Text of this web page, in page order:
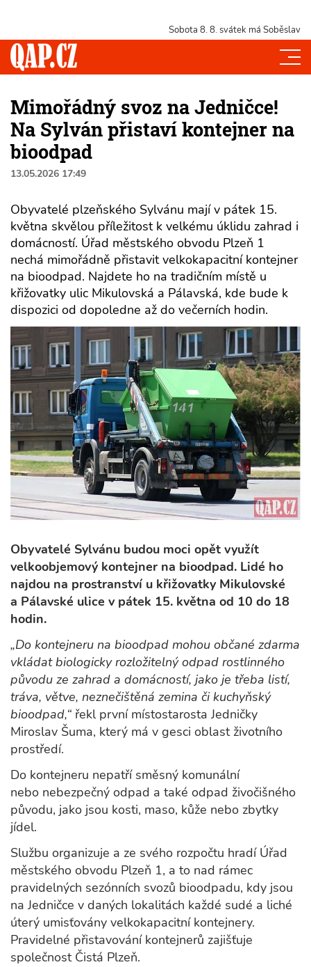
Sobota 8. 8. svátek má Soběslav
Mimořádný svoz na Jedničce!
Na Sylván přistaví kontejner na
bioodpad
13.05.2026 17:49
Obyvatelé plzeňského Sylvánu mají v pátek 15.
května skvělou příležitost k velkému úklidu zahrad i
domácností. Úřad městského obvodu Plzeň 1
nechá mimořádně přistavit velkokapacitní kontejner
na bioodpad. Najdete ho na tradičním místě u
křižovatky ulic Mikulovská a Pálavská, kde bude k
dispozici od dopoledne až do večerních hodin.
Obyvatelé Sylvánu budou moci opět využít
velkoobjemový kontejner na bioodpad. Lidé ho
najdou na prostranství u křižovatky Mikulovské
a Pálavské ulice v pátek 15. května od 10 do 18
hodin.
„Do kontejneru na bioodpad mohou občané zdarma
vkládat biologicky rozložitelný odpad rostlinného
původu ze zahrad a domácností, jako je třeba listí,
tráva, větve, neznečištěná zemina či kuchyňský
bioodpad,“ řekl první místostarosta Jedničky
Miroslav Šuma, který má v gesci oblast životního
prostředí.
Do kontejneru nepatří směsný komunální
nebo nebezpečný odpad a také odpad živočišného
původu, jako jsou kosti, maso, kůže nebo zbytky
jídel.
Službu organizuje a ze svého rozpočtu hradí Úřad
městského obvodu Plzeň 1, a to nad rámec
pravidelných sezónních svozů bioodpadu, kdy jsou
na Jedničce v daných lokalitách každé sudé a liché
úterý umisťovány velkokapacitní kontejnery.
Pravidelné přistavování kontejnerů zajišťuje
společnost Čistá Plzeň.